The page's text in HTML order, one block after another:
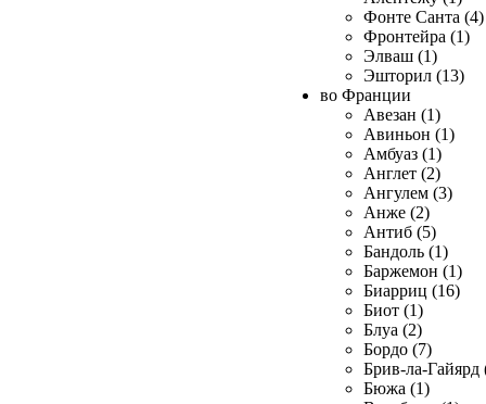
Фонте Санта (4)
Фронтейра (1)
Элваш (1)
Эшторил (13)
во Франции
Авезан (1)
Авиньон (1)
Амбуаз (1)
Англет (2)
Ангулем (3)
Анже (2)
Антиб (5)
Бандоль (1)
Баржемон (1)
Биарриц (16)
Биот (1)
Блуа (2)
Бордо (7)
Брив-ла-Гайярд
Бюжа (1)